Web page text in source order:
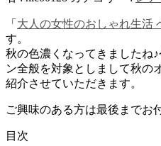
「 大人の女性のおしゃれ生活
す。
秋の色濃くなってきましたね
ン全般を対象としまして秋の
紹介させていただきます。
ご興味のある方は最後までお
目次